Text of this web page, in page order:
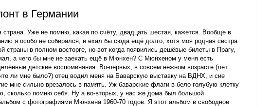
в Германии
страна. Уже не помню, какая по счёту, двадцать шестая, кажется. Вообще в
я особо не собирался, и ехал бы сюда ещё долго, хотя моя родная сестра
страны в полном восторге, но вот когда появились дешёвые билеты в Прагу,
а чего бы мне не заехать ещё в Мюнхен? С Мюнхеном у меня есть
детские воспоминания. Во-первых, в совсем нежном возрасте (лет
ли мне было?) отец водил меня на Баварскую выставку на ВДНХ, и сие
мне сильно врезалось в память. Уж баварские флаги в бело-голубую клетку
сколько помню себя. Ну а во-вторых, у нас же дома был большой
с фотографиями Мюнхена 1960-70 годов. Я этот альбом в свободное